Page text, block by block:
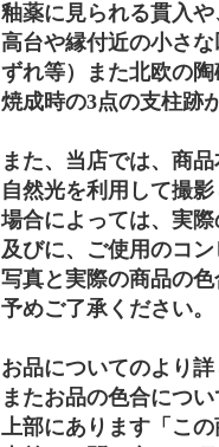
釉薬に見られる貫入
高台や縁付近の小さ
ずれ等）また北欧の
焼成時の3点の支柱跡
また、当店では、商
自然光を利用して撮
場合によっては、実
及びに、ご使用のコ
写真と実際の商品の
予めご了承ください。
お品についてのより
またお品の色合につ
上部にあります「こ